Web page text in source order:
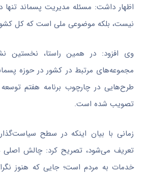
اظهار داشت: مسئله مدیریت پسماند
نیست، بلکه موضوعی ملی است که کل
وی افزود: در همین راستا، نخستین
مجموعه‌های مرتبط در کشور در حوزه
طرح‌هایی در چارچوب برنامه هفتم
تصویب شده است.
زمانی با بیان اینکه در سطح
تعریف می‌شود، تصریح کرد: چالش اصلی
خدمات به مردم است؛ جایی که هنوز